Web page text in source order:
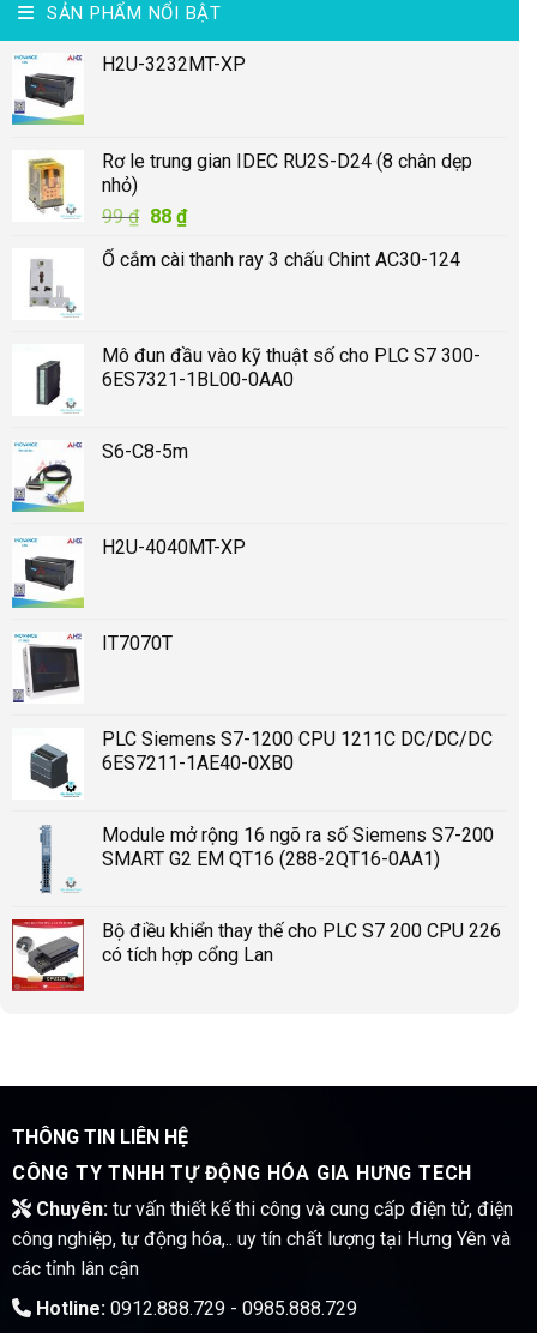
SẢN PHẨM NỔI BẬT
H2U-3232MT-XP
Rơ le trung gian IDEC RU2S-D24 (8 chân dẹp
nhỏ)
99₫ Giá
là:
88 ₫Giá
tại
Ổ cắm cài thanh ray 3 chấu Chint AC30-124
Mô đun đầu vào kỹ thuật số cho PLC S7 300-
6ES7321-1BL00-0AA0
S6-C8-5m
H2U-4040MT-XP
IT7070T
PLC Siemens S7-1200 CPU 1211C DC/DC/DC
6ES7211-1AE40-0XB0
Module mở rộng 16 ngõ ra số Siemens S7-200
SMART G2 EM QT16 (288-2QT16-0AA1)
Bộ điều khiển thay thế cho PLC S7 200 CPU 226
có tích hợp cổng Lan
THÔNG TIN LIÊN HỆ
CÔNG TY TNHH TỰ ĐỘNG HÓA GIA HƯNG TECH
Chuyên:tư vấn thiết kế thi công và cung cấp điện tử, điện
công nghiệp, tự động hóa,.. uy tín chất lượng tại Hưng Yên và
các tỉnh lân cận
Hotline:0912.888.729 - 0985.888.729